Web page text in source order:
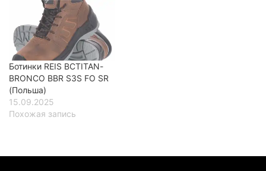
Ботинки REIS BCTITAN-
BRONCO BBR S3S FO SR
(Польша)
15.09.2025
Похожая запись